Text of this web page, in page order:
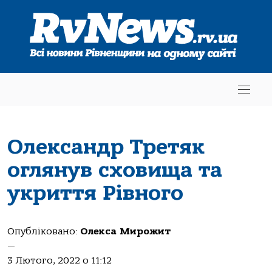
Олександр Третяк
оглянув сховища та
укриття Рівного
Опубліковано: Олекса Мирожит
—
3 Лютого, 2022 о 11:12